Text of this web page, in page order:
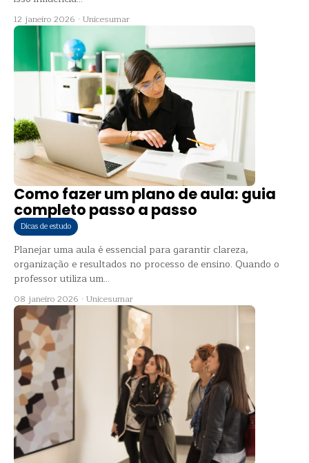
12 janeiro 2026 · Unicesumar
Como fazer um plano de aula: guia
completo passo a passo
Dicas de estudo
Planejar uma aula é essencial para garantir clareza,
organização e resultados no processo de ensino. Quando o
professor utiliza um...
08 janeiro 2026 · Unicesumar